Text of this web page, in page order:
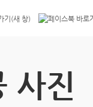
사진